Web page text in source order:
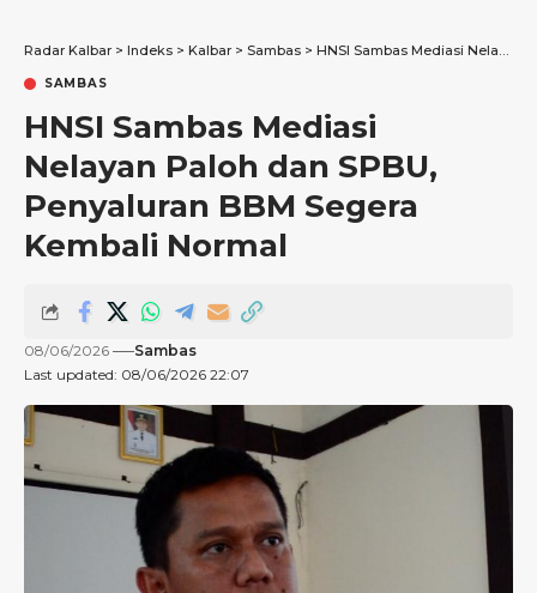
Radar Kalbar > Indeks > Kalbar > Sambas > HNSI Sambas Mediasi Nelayan Paloh dan SPBU, Penyaluran BBM Segera Kembali Normal
SAMBAS
HNSI Sambas Mediasi
Nelayan Paloh dan SPBU,
Penyaluran BBM Segera
Kembali Normal
Last updated: 08/06/2026 22:07
08/06/2026 Sambas